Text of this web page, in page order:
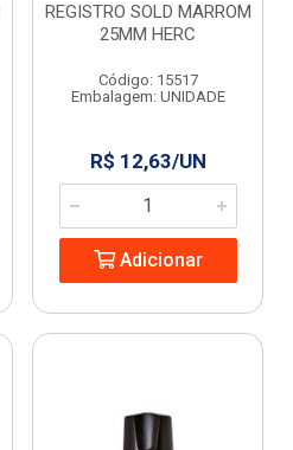
REGISTRO SOLD MARROM
25MM HERC
Código: 15517
Embalagem: UNIDADE
R$ 12,63/UN
Adicionar